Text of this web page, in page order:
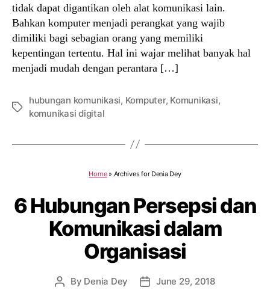
tidak dapat digantikan oleh alat komunikasi lain.
Bahkan komputer menjadi perangkat yang wajib
dimiliki bagi sebagian orang yang memiliki
kepentingan tertentu. Hal ini wajar melihat banyak hal
menjadi mudah dengan perantara […]
Tags
hubungan komunikasi, Komputer, Komunikasi,
komunikasi digital
Home» Archives for Denia Dey
6 Hubungan Persepsi dan
Komunikasi dalam
Organisasi
Post
By Denia Dey
PostJune 29, 2018